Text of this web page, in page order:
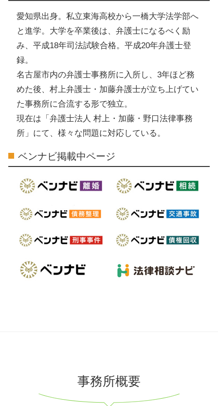
愛知県出身。私立東海高校から一橋大学法学部へ
と進学。大学を卒業後は、弁護士になるべく励
み、平成18年司法試験合格。平成20年弁護士登
録。
名古屋市内の弁護士事務所に入所し、3年ほど務
めた後、村上弁護士・加藤弁護士が立ち上げてい
た事務所に合流する形で独立。
現在は「弁護士法人 村上・加藤・野口法律事務
所」にて、様々な問題に対応している。
ベンナビ掲載中ページ
事務所概要